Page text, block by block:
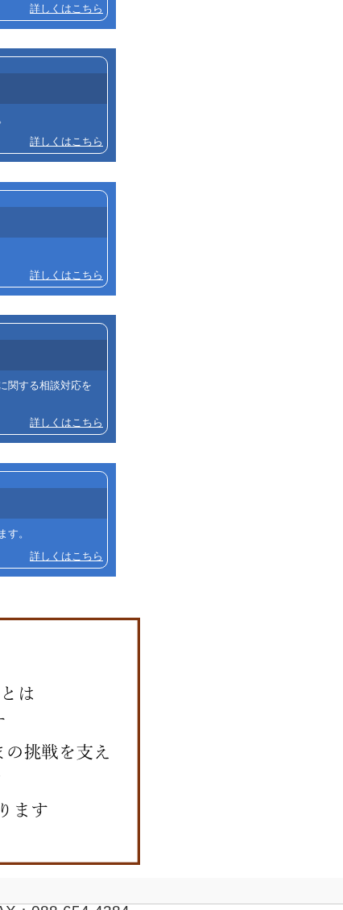
詳しくはこちら
詳しくはこちら
詳しくはこちら
関する相談対応を
詳しくはこちら
す。
詳しくはこちら